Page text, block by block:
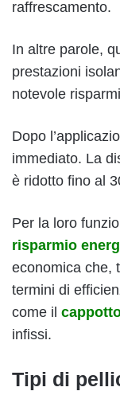
raffrescamento.
In altre parole,
prestazioni
notevole
Dopo
immediato. La
è ridotto fino al
Per la loro
risparmio
economica che,
termini di
come il
infissi.
Tipi di